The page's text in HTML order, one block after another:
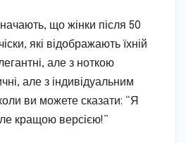
що жінки після 50
які відображають їхній
але з ноткою
але з індивідуальним
ви можете сказати: “Я
кращою версією!”